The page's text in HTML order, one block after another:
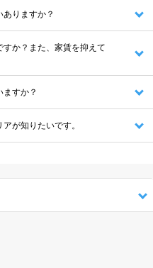
りますか？
か？また、家賃を抑えて
すか？
が知りたいです。